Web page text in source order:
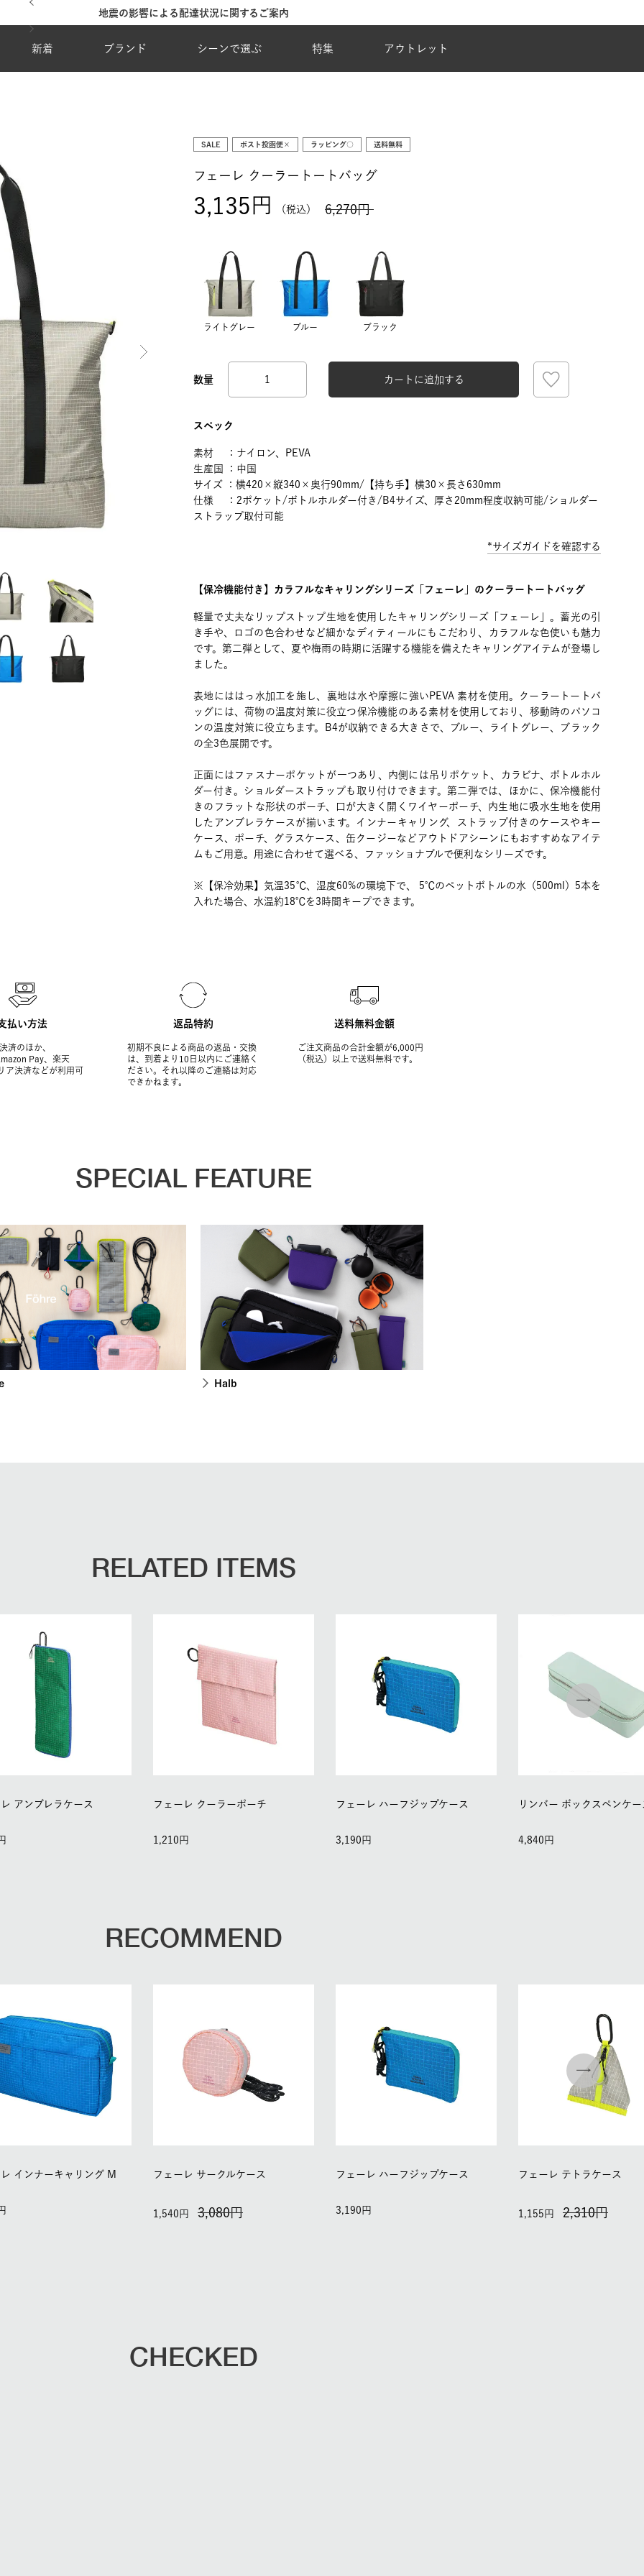
地震の影響による配達状況に関するご案内
新着 ブランド シーンで選ぶ 特集 アウトレット
SALE ポスト投函便× ラッピング○ 送料無料
フェーレ クーラートートバッグ
6,270
3,135 税込
ライトグレー ブルー ブラック
カートに追加する
スペック
素材 ：ナイロン、PEVA
生産国 ：中国
サイズ ：横420×縦340×奥行90mm/【持ち手】横30×長さ630mm
仕様 ：2ポケット/ボトルホルダー付き/B4サイズ、厚さ20mm程度収納可能/ショルダー
ストラップ取付可能
*サイズガイドを確認する
【保冷機能付き】カラフルなキャリングシリーズ「フェーレ」のクーラートートバッグ
軽量で丈夫なリップストップ生地を使用したキャリングシリーズ「フェーレ」。蓄光の引
き手や、ロゴの色合わせなど細かなディティールにもこだわり、カラフルな色使いも魅力
です。第二弾として、夏や梅雨の時期に活躍する機能を備えたキャリングアイテムが登場し
ました。
表地にははっ水加工を施し、裏地は水や摩擦に強いPEVA 素材を使用。クーラートートバ
ッグには、荷物の温度対策に役立つ保冷機能のある素材を使用しており、移動時のパソコ
ンの温度対策に役立ちます。B4が収納できる大きさで、ブルー、ライトグレー、ブラック
の全3色展開です。
正面にはファスナーポケットが一つあり、内側には吊りポケット、カラビナ、ボトルホル
ダー付き。ショルダーストラップも取り付けできます。第二弾では、ほかに、保冷機能付
きのフラットな形状のポーチ、口が大きく開くワイヤーポーチ、内生地に吸水生地を使用
したアンブレラケースが揃います。インナーキャリング、ストラップ付きのケースやキー
ケース、ポーチ、グラスケース、缶クージーなどアウトドアシーンにもおすすめなアイテ
ムもご用意。用途に合わせて選べる、ファッショナブルで便利なシリーズです。
※【保冷効果】気温35℃、湿度60%の環境下で、 5℃のペットボトルの水（500ml）5本を
入れた場合、水温約18℃を3時間キープできます。
払い方法
済のほか、
Pay、楽天
ア決済などが利用可
返品特約
初期不良による商品の返品・交換
は、到着より10日以内にご連絡く
ださい。それ以降のご連絡は対応
できかねます。
送料無料金額
ご注文商品の合計金額が6,000円
（税込）以上で送料無料です。
SPECIAL FEATURE
Halb
RELATED ITEMS
アンブレラケース フェーレ クーラーポーチ
1,210
フェーレ ハーフジップケース
3,190
リンバー ボックスペンケー
4,840
RECOMMEND
インナーキャリング M フェーレ サークルケース
3,080
1,540
フェーレ ハーフジップケース
3,190
フェーレ テトラケース
2,310
1,155
CHECKED